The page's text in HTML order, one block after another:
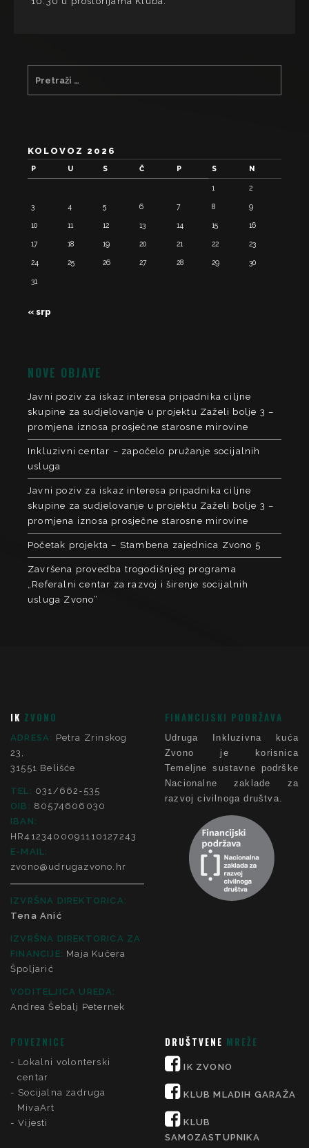
KOLOVOZ 2026
P U S Č P S N
1 2
3 4 5 6 7 8 9
10 11 12 13 14 15 16
17 18 19 20 21 22 23
24 25 26 27 28 29 30
31
« srp
NOVE OBJAVE
Javni poziv za iskaz interesa pripadnika ciljne
skupine za sudjelovanje u projektu Zaželi bolje 3 –
promjena iznosa prosječne starosne mirovine
Inkluzivni centar – započelo pružanje socijalnih
usluga
Javni poziv za iskaz interesa pripadnika ciljne
skupine za sudjelovanje u projektu Zaželi bolje 3 –
promjena iznosa prosječne starosne mirovine
Početak projekta – Stambena zajednica Zvono 5
Završena provedba trogodišnjeg programa
„Referalni centar za razvoj i širenje socijalnih
usluga Zvono“
IK ZVONO
ADRESA: Petra Zrinskog
23,
31551 Belišće
TEL: 031/662-535
OIB: 80574606030
IBAN:
HR4123400091110127243
E-MAIL:
zvono@udrugazvono.hr
IZVRŠNA DIREKTORICA:
Tena Anić
IZVRŠNA DIREKTORICA ZA
FINANCIJE: Maja Kučera
Špoljarić
VODITELJICA UREDA:
Andrea Šebalj Peternek
FINANCIJSKI PODRŽAVA
Udruga Inkluzivna kuća
Zvono je korisnica
Temeljne sustavne podrške
Nacionalne zaklade za
razvoj civilnoga društva.
POVEZNICE
Lokalni volonterski
centar
Socijalna zadruga
MivaArt
Vijesti
DRUŠTVENE MREŽE
IK ZVONO
KLUB MLADIH GARAŽA
KLUB
SAMOZASTUPNIKA